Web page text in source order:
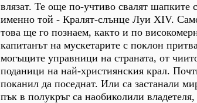
влязат. Те още по-учтиво свалят шапките
именно той - Кралят-слънце Луи XIV.
това ще го познаем, както и по
капитанът на мускетарите с поклон
могъщите управници на страната, от
поданици на най-християнския крал.
поканил да поседнат. Или са застанали
пък в полукръг са наобиколили